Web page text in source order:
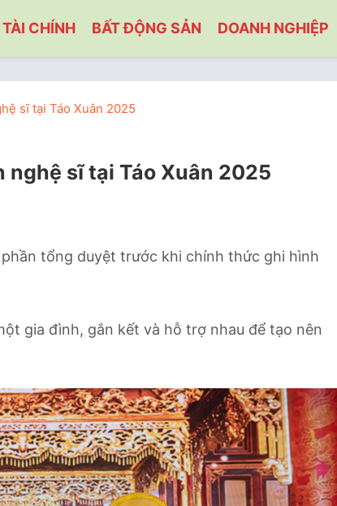
TÀI CHÍNH BẤT ĐỘNG SẢN DOANH NGHIỆP
sĩ tại Táo Xuân 2025
sĩ tại Táo Xuân 2025
tổng duyệt trước khi chính thức ghi hình
gia đình, gắn kết và hỗ trợ nhau để tạo nên